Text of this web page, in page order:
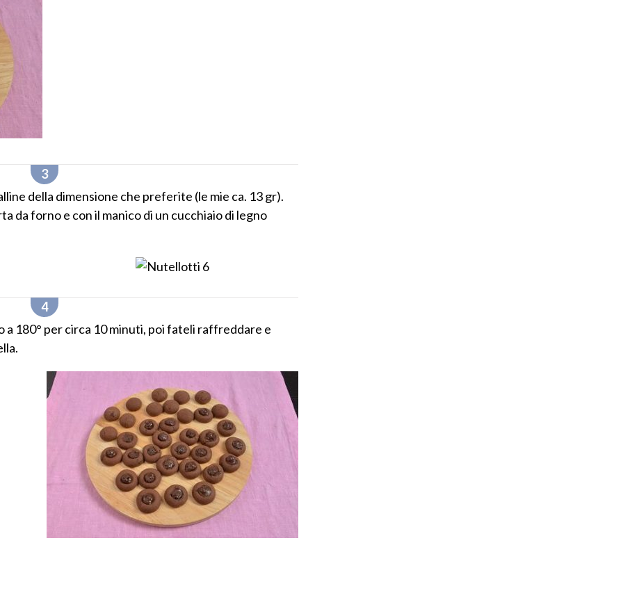
della dimensione che preferite (le mie ca. 13 gr).
da forno e con il manico di un cucchiaio di legno
180° per circa 10 minuti, poi fateli raffreddare e